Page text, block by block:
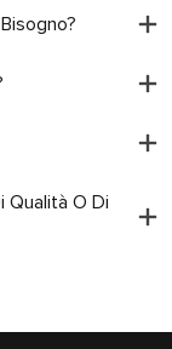
Qualità O Di